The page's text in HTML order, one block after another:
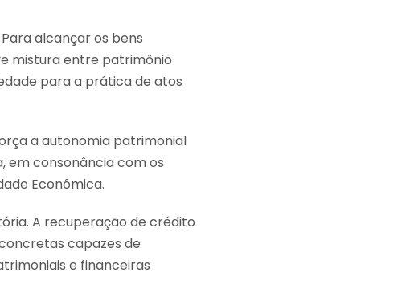
alcançar os bens
mistura entre patrimônio
para a prática de atos
a autonomia patrimonial
em consonância com os
Econômica.
A recuperação de crédito
capazes de
e financeiras